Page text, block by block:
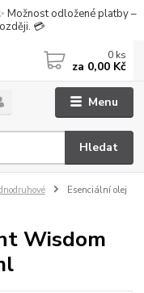
Možnost odložené platby –
💳
Menu
Hledat
0 ks
za 0,00 Kč
Esenciální olej
Wisdom